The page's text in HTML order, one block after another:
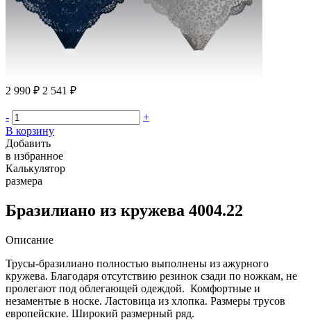
2 990 ₽ 2 541 ₽
-
+
В корзину
Добавить
в избранное
Калькулятор
размера
Бразилиано из кружева 4004.22
Описание
Трусы-бразилиано полностью выполнены из ажурного
кружева. Благодаря отсутствию резинок сзади по ножкам, не
пролегают под облегающей одеждой. Комфортные и
незаментые в носке. Ластовица из хлопка. Размеры трусов
европейские. Широкий размерный ряд.